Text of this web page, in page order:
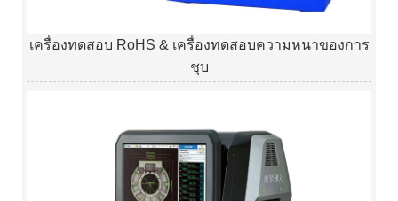
เครื่องทดสอบ RoHS & เครื่องทดสอบความหนาของการ
ชุบ